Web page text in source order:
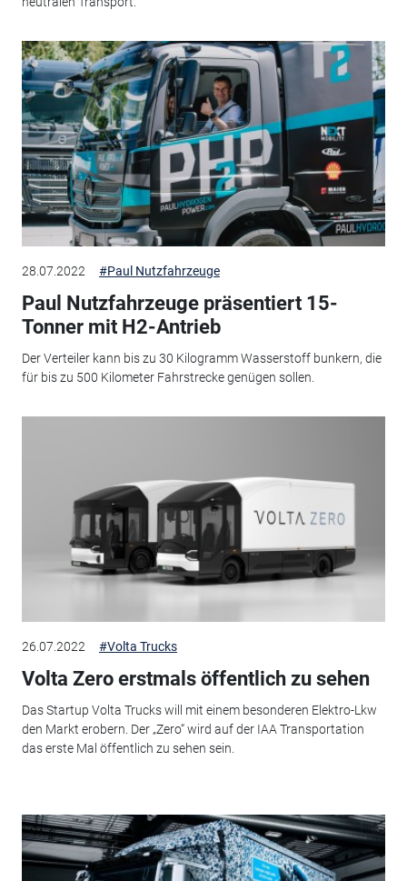
28.07.2022 #Paul Nutzfahrzeuge
Paul Nutzfahrzeuge präsentiert 15-
Tonner mit H2-Antrieb
Der Verteiler kann bis zu 30 Kilogramm Wasserstoff bunkern, die
für bis zu 500 Kilometer Fahrstrecke genügen sollen.
26.07.2022 #Volta Trucks
Volta Zero erstmals öffentlich zu sehen
Das Startup Volta Trucks will mit einem besonderen Elektro-Lkw
den Markt erobern. Der „Zero“ wird auf der IAA Transportation
das erste Mal öffentlich zu sehen sein.